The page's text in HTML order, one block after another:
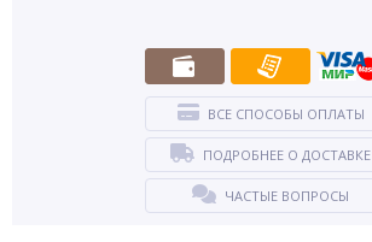
ВСЕ СПОСОБЫ ОПЛАТЫ
ПОДРОБНЕЕ О ДОСТАВКЕ
ЧАСТЫЕ ВОПРОСЫ